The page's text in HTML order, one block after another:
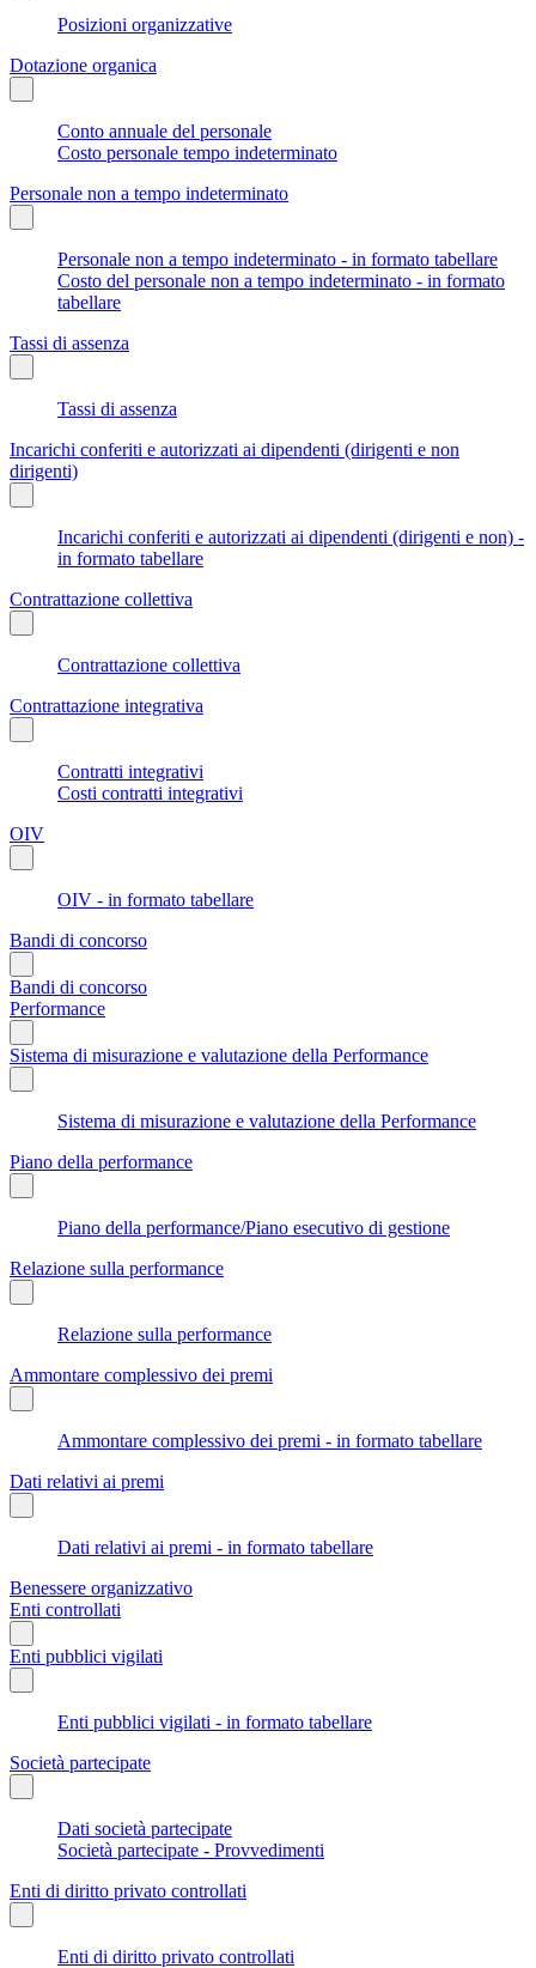
Posizioni organizzative
Dotazione organica
Conto annuale del personale
Costo personale tempo indeterminato
Personale non a tempo indeterminato
Personale non a tempo indeterminato - in formato tabellare
Costo del personale non a tempo indeterminato - in formato
tabellare
Tassi di assenza
Tassi di assenza
Incarichi conferiti e autorizzati ai dipendenti (dirigenti e non
dirigenti)
Incarichi conferiti e autorizzati ai dipendenti (dirigenti e non) -
in formato tabellare
Contrattazione collettiva
Contrattazione collettiva
Contrattazione integrativa
Contratti integrativi
Costi contratti integrativi
OIV
OIV - in formato tabellare
Bandi di concorso
Bandi di concorso
Performance
Sistema di misurazione e valutazione della Performance
Sistema di misurazione e valutazione della Performance
Piano della performance
Piano della performance/Piano esecutivo di gestione
Relazione sulla performance
Relazione sulla performance
Ammontare complessivo dei premi
Ammontare complessivo dei premi - in formato tabellare
Dati relativi ai premi
Dati relativi ai premi - in formato tabellare
Benessere organizzativo
Enti controllati
Enti pubblici vigilati
Enti pubblici vigilati - in formato tabellare
Società partecipate
Dati società partecipate
Società partecipate - Provvedimenti
Enti di diritto privato controllati
Enti di diritto privato controllati